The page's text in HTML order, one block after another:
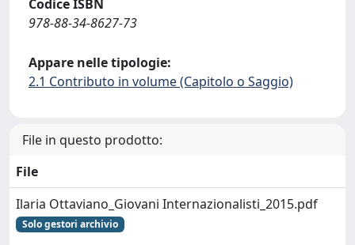
Codice ISBN
978-88-34-8627-73
Appare nelle tipologie:
2.1 Contributo in volume (Capitolo o Saggio)
File in questo prodotto:
File
Ilaria Ottaviano_Giovani Internazionalisti_2015.pdf
Solo gestori archivio